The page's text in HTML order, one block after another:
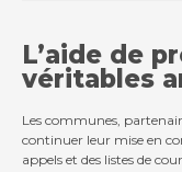
L’aide de
véritables
Les communes,
continuer leur mise en
appels et des listes de